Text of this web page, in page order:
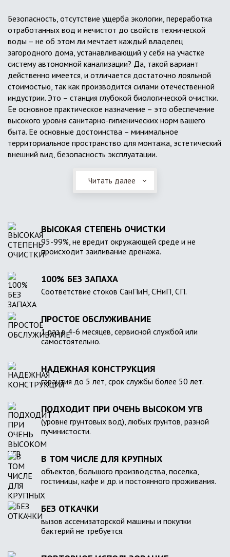
Безопасность, отсутствие ущерба экологии, переработка
отработанных вод и нечистот до свойств технической
воды – не об этом ли мечтает каждый владелец
загородного дома, устанавливающий у себя на участке
систему автономной канализации? Да, такой вариант
действенно имеется, и отличается достаточно лояльной
стоимостью, так как производится силами отечественной
индустрии. Это – станция глубокой биологической очистки.
Ее основное практическое назначение – это обеспечение
высокого уровня санитарно-гигиенических норм вашего
быта. Ее основные достоинства – минимальное
территориальное пространство для монтажа, эстетический
внешний вид, безопасность эксплуатации.
Читать далее
ВЫСОКАЯ СТЕПЕНЬ ОЧИСТКИ
95-99%, не вредит окружающей среде и не
происходит заиливание дренажа.
100% БЕЗ ЗАПАХА
Соответствие стоков СанПиН, СНиП, СП.
ПРОСТОЕ ОБСЛУЖИВАНИЕ
1 раз в 4-6 месяцев, сервисной службой или
самостоятельно.
НАДЕЖНАЯ КОНСТРУКЦИЯ
гарантия до 5 лет, срок службы более 50 лет.
ПОДХОДИТ ПРИ ОЧЕНЬ ВЫСОКОМ УГВ
(уровне грунтовых вод), любых грунтов, разной
пучинистости.
В ТОМ ЧИСЛЕ ДЛЯ КРУПНЫХ
объектов, большого производства, поселка,
гостиницы, кафе и др. и постоянного проживания.
БЕЗ ОТКАЧКИ
вызов ассенизаторской машины и покупки
бактерий не требуется.